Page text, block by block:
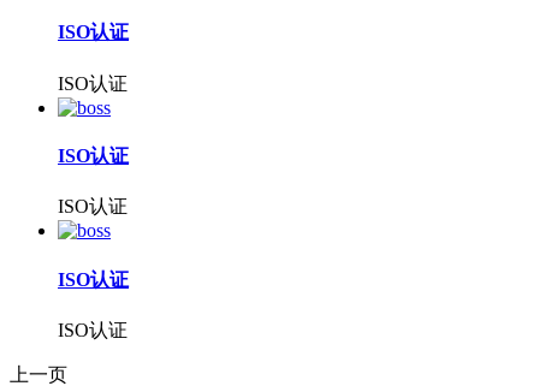
ISO认证
ISO认证
ISO认证
ISO认证
ISO认证
ISO认证
上一页